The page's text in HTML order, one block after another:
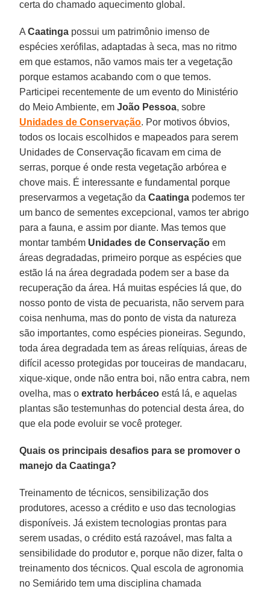
certa do chamado aquecimento global.
ACaatinga possui um patrimônio imenso de
espécies xerófilas, adaptadas à seca, mas no ritmo
em que estamos, não vamos mais ter a vegetação
porque estamos acabando com o que temos.
Participei recentemente de um evento do Ministério
do Meio Ambiente, emJoão Pessoa, sobre
Unidades de Conservação. Por motivos óbvios,
todos os locais escolhidos e mapeados para serem
Unidades de Conservação ficavam em cima de
serras, porque é onde resta vegetação arbórea e
chove mais. É interessante e fundamental porque
preservarmos a vegetação daCaatinga podemos ter
um banco de sementes excepcional, vamos ter abrigo
para a fauna, e assim por diante. Mas temos que
montar também Unidades de Conservação em
áreas degradadas, primeiro porque as espécies que
estão lá na área degradada podem ser a base da
recuperação da área. Há muitas espécies lá que, do
nosso ponto de vista de pecuarista, não servem para
coisa nenhuma, mas do ponto de vista da natureza
são importantes, como espécies pioneiras. Segundo,
toda área degradada tem as áreas relíquias, áreas de
difícil acesso protegidas por touceiras de mandacaru,
xique-xique, onde não entra boi, não entra cabra, nem
ovelha, mas oextrato herbáceo está lá, e aquelas
plantas são testemunhas do potencial desta área, do
que ela pode evoluir se você proteger.
Quais os principais desafios para se promover o
manejo da Caatinga?
Treinamento de técnicos, sensibilização dos
produtores, acesso a crédito e uso das tecnologias
disponíveis. Já existem tecnologias prontas para
serem usadas, o crédito está razoável, mas falta a
sensibilidade do produtor e, porque não dizer, falta o
treinamento dos técnicos. Qual escola de agronomia
no Semiárido tem uma disciplina chamada